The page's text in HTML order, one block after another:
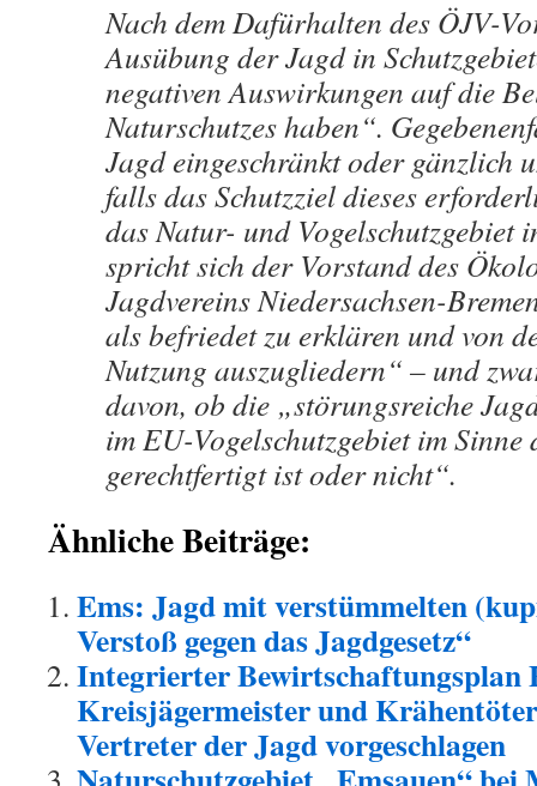
Nach dem Dafürhalten des ÖJV-
Ausübung der Jagd in
negativen Auswirkungen auf die
Naturschutzes haben“.
Jagd eingeschränkt oder gänzlich
falls das Schutzziel dieses
das Natur- und Vogelschutzgebiet
spricht sich der Vorstand des
Jagdvereins Niedersachsen-
als befriedet zu erklären und von
Nutzung auszugliedern“ – und
davon, ob die „störungsreiche
im EU-Vogelschutzgebiet im Sinne
gerechtfertigt ist oder
Ähnliche Beiträge:
Ems: Jagd mit verstümmelten
Verstoß gegen das Jagdgesetz“
Integrierter Bewirtschaftungsplan
Kreisjägermeister und
Vertreter der Jagd vorgeschlagen